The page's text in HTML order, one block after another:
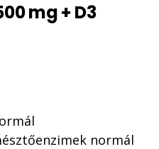
mg + D3
normál